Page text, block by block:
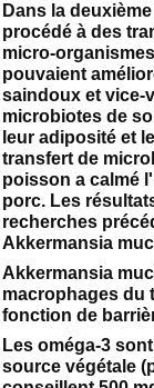
Dans la
procédé à des
micro-
pouvaient
saindoux et vice-
microbiotes de
leur adiposité et
transfert de
poisson a calmé
porc. Les
recherches
Akkermansia
Akkermansia
macrophages du
fonction de
Les oméga-3
source végétale